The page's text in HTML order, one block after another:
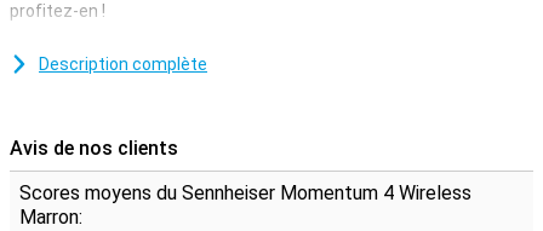
profitez-en !
fortes chances qu'il y ait parmi eux quelque chose doté d'une
Les écouteurs Sennheiser Momentum 4 Wireless Brown
sont dotés d'un système de réduction active du bruit.
Comme ce casque est équipé d'un système de réduction active du
Description complète
Avis de nos clients
Scores moyens du Sennheiser Momentum 4 Wireless
Marron: